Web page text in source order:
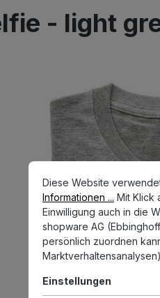
- light
Cookie-Voreinstellungen
Diese Website verwendet
Diese Website
Informationen ... Mit Klick
Einwilligung auch in die
shopware AG
persönlich zuordnen
Einstellungen